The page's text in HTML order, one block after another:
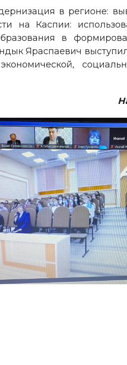
в регионе:
на Каспии:
в
Яраспаевич